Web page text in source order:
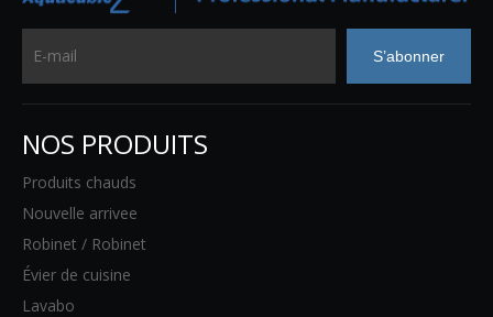
S’abonner
NOS PRODUITS
Produits chauds
Nouvelle arrivee
Robinet / Robinet
Évier de cuisine
Lavabo